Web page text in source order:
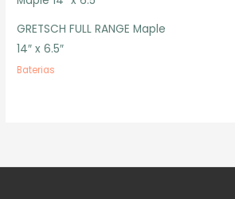
GRETSCH FULL RANGE Maple
14″ x 6.5″
Baterias